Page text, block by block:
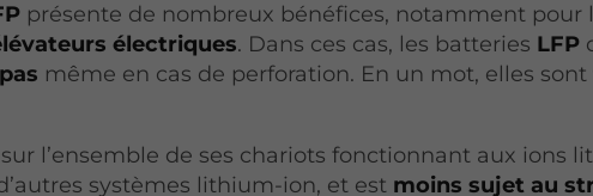
présente de nombreux bénéfices, notamment pour
électriques. Dans ces cas, les batteries LFP
même en cas de perforation. En un mot, elles sont
sur l’ensemble de ses chariots fonctionnant aux ions
systèmes lithium-ion, et est moins sujet au